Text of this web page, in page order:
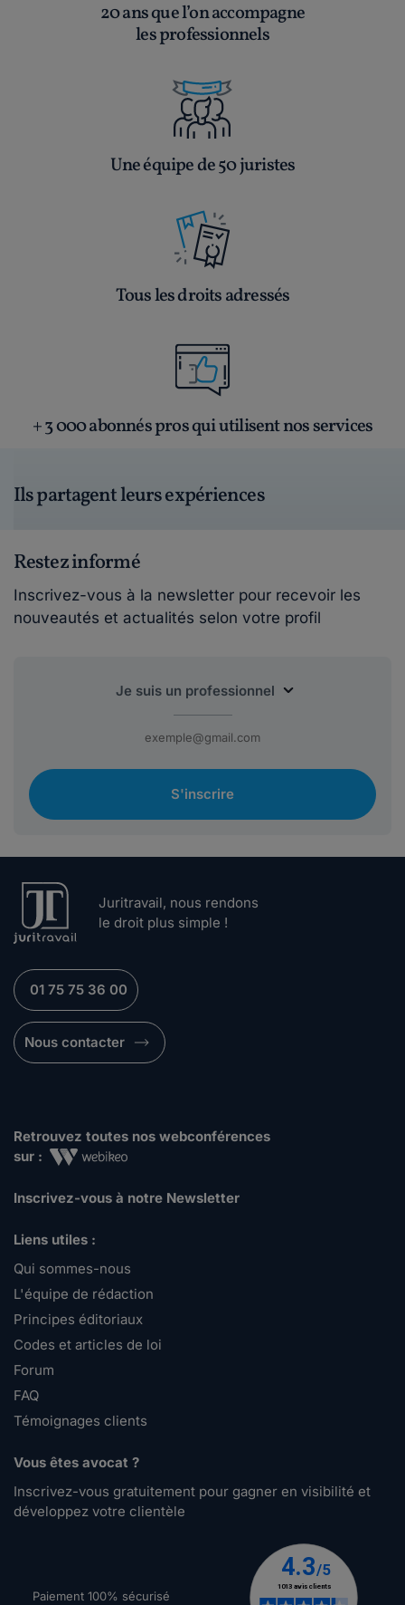
20 ans que l’on accompagne
les professionnels
Une équipe de 50 juristes
Tous les droits adressés
+ 3 000 abonnés pros qui utilisent nos services
Ils partagent leurs expériences
Restez informé
Inscrivez-vous à la newsletter pour recevoir les
nouveautés et actualités selon votre profil
S'inscrire
Juritravail, nous rendons
le droit plus simple !
01 75 75 36 00
Nous contacter
Retrouvez toutes nos webconférences
sur :
Inscrivez-vous à notre Newsletter
Liens utiles :
Qui sommes-nous
L'équipe de rédaction
Principes éditoriaux
Codes et articles de loi
Forum
FAQ
Témoignages clients
Vous êtes avocat ?
Inscrivez-vous gratuitement pour gagner en visibilité et
développez votre clientèle
Paiement 100% sécurisé